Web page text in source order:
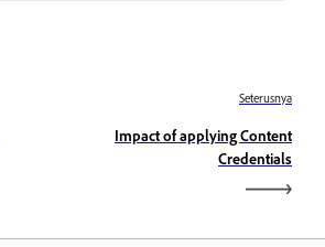
Seterusnya
Impact of applying Content
Credentials